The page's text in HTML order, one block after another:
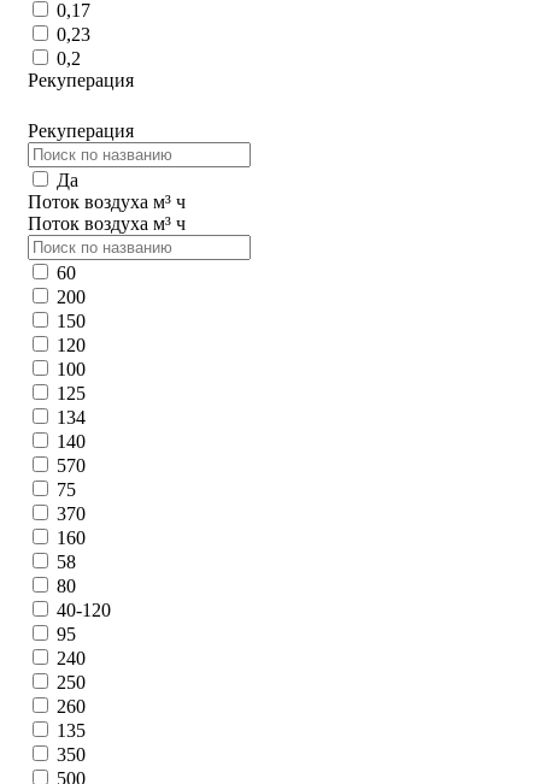
0,17
0,23
0,2
Рекуперация
Рекуперация
Да
Поток воздуха м³ ч
Поток воздуха м³ ч
60
200
150
120
100
125
134
140
570
75
370
160
58
80
40-120
95
240
250
260
135
350
500